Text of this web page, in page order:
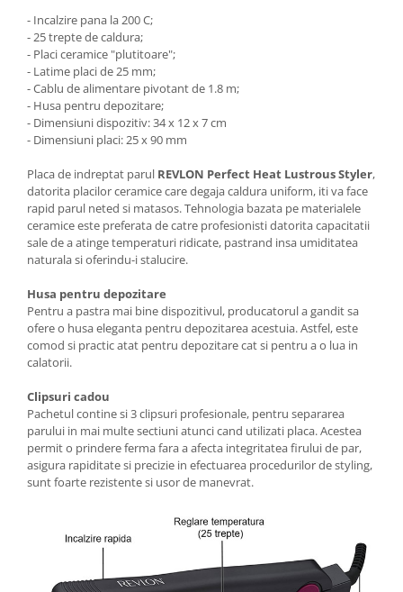
Ondulatoare si placi de par
Ondulatoare
Placi de par
Uscatoare si perii electrice
Uscatoare
Perii electrice
Aspiratoare nazale
Pompe de san
Incalzitoare si sterilizatoare
Diverse
Electrocasnice & climatizare
Ventilatoare
Purificatoare
Incalzitoare corporale
Electrocasnice mici
Suplimente nutritive
Proteine si aminoacizi
Proteine
Alte suplimente nutritive
Uniforme si saboti medicali
- Incalzire pana la 200 C;
- 25 trepte de caldura;
- Placi ceramice "plutitoare";
- Latime placi de 25 mm;
- Cablu de alimentare pivotant de 1.8 m;
- Husa pentru depozitare;
- Dimensiuni dispozitiv: 34 x 12 x 7 cm
- Dimensiuni placi: 25 x 90 mm
Placa de indreptat parul REVLON Perfect Heat Lustrous Styler,
datorita placilor ceramice care degaja caldura uniform, iti va face
rapid parul neted si matasos. Tehnologia bazata pe materialele
ceramice este preferata de catre profesionisti datorita capacitatii
sale de a atinge temperaturi ridicate, pastrand insa umiditatea
naturala si oferindu-i stalucire.
Husa pentru depozitare
Pentru a pastra mai bine dispozitivul, producatorul a gandit sa
ofere o husa eleganta pentru depozitarea acestuia. Astfel, este
comod si practic atat pentru depozitare cat si pentru a o lua in
calatorii.
Clipsuri cadou
Pachetul contine si 3 clipsuri profesionale, pentru separarea
parului in mai multe sectiuni atunci cand utilizati placa. Acestea
permit o prindere ferma fara a afecta integritatea firului de par,
asigura rapiditate si precizie in efectuarea procedurilor de styling,
sunt foarte rezistente si usor de manevrat.